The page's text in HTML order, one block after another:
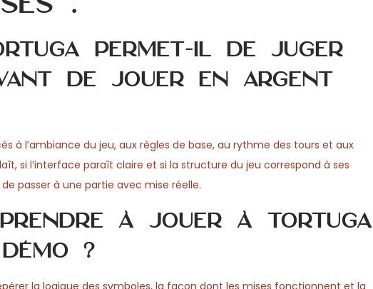
permet-il de juger
de jouer en argent
à l’ambiance du jeu, aux règles de base, au rythme des tours et aux
si l’interface paraît claire et si la structure du jeu correspond à ses
passer à une partie avec mise réelle.
à jouer à Tortuga
?
la logique des symboles, la façon dont les mises fonctionnent et la